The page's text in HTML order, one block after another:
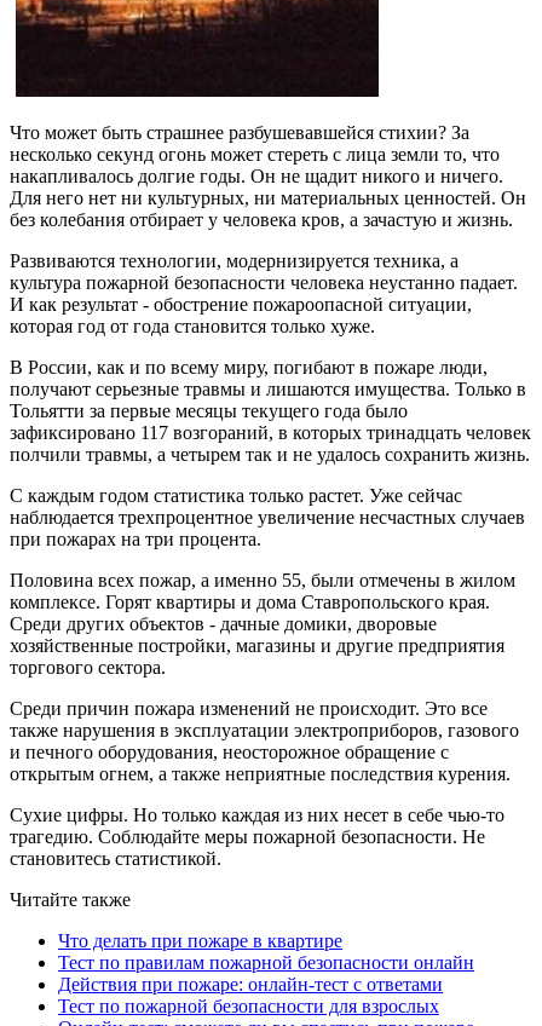
Что может быть страшнее разбушевавшейся стихии? За
несколько секунд огонь может стереть с лица земли то, что
накапливалось долгие годы. Он не щадит никого и ничего.
Для него нет ни культурных, ни материальных ценностей. Он
без колебания отбирает у человека кров, а зачастую и жизнь.
Развиваются технологии, модернизируется техника, а
культура пожарной безопасности человека неустанно падает.
И как результат - обострение пожароопасной ситуации,
которая год от года становится только хуже.
В России, как и по всему миру, погибают в пожаре люди,
получают серьезные травмы и лишаются имущества. Только в
Тольятти за первые месяцы текущего года было
зафиксировано 117 возгораний, в которых тринадцать человек
полчили травмы, а четырем так и не удалось сохранить жизнь.
С каждым годом статистика только растет. Уже сейчас
наблюдается трехпроцентное увеличение несчастных случаев
при пожарах на три процента.
Половина всех пожар, а именно 55, были отмечены в жилом
комплексе. Горят квартиры и дома Ставропольского края.
Среди других объектов - дачные домики, дворовые
хозяйственные постройки, магазины и другие предприятия
торгового сектора.
Среди причин пожара изменений не происходит. Это все
также нарушения в эксплуатации электроприборов, газового
и печного оборудования, неосторожное обращение с
открытым огнем, а также неприятные последствия курения.
Сухие цифры. Но только каждая из них несет в себе чью-то
трагедию. Соблюдайте меры пожарной безопасности. Не
становитесь статистикой.
Читайте также
Что делать при пожаре в квартире
Тест по правилам пожарной безопасности онлайн
Действия при пожаре: онлайн-тест с ответами
Тест по пожарной безопасности для взрослых